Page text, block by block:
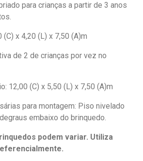
para crianças a partir de 3 anos
x 4,20 (L) x 7,50 (A)m
de 2 de crianças por vez no
12,00 (C) x 5,50 (L) x 7,50 (A)m
para montagem: Piso nivelado
embaixo do brinquedo.
podem variar. Utiliza